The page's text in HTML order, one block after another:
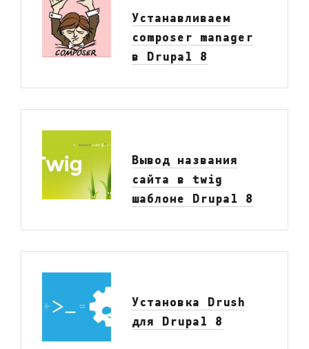
Устанавливаем
composer manager
в Drupal 8
Вывод названия
сайта в twig
шаблоне Drupal 8
Установка Drush
для Drupal 8